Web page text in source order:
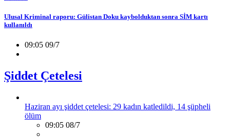
Ulusal Kriminal raporu: Gülistan Doku kaybolduktan sonra SİM kartı
kullanıldı
09:05 09/7
Şiddet Çetelesi
Haziran ayı şiddet çetelesi: 29 kadın katledildi, 14 şüpheli
ölüm
09:05 08/7